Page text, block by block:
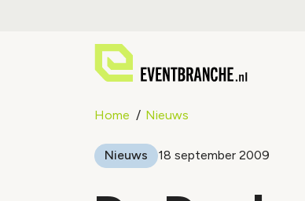
Home Nieuws
Nieuws 18 september 2009